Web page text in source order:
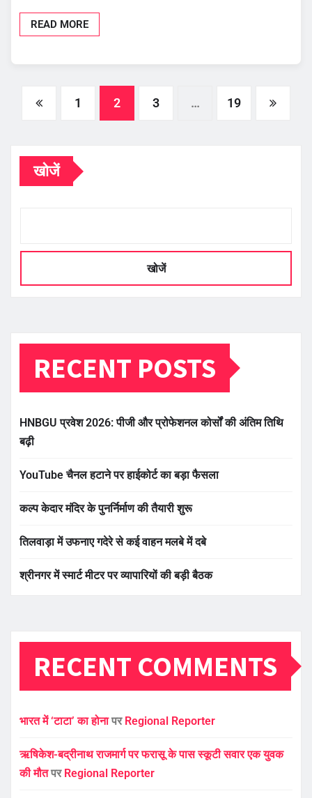
READ MORE
Posts
pagination
1 2 3 … 19
खोजें
खोजें
RECENT POSTS
HNBGU प्रवेश 2026: पीजी और प्रोफेशनल कोर्सों की अंतिम तिथि
बढ़ी
YouTube चैनल हटाने पर हाईकोर्ट का बड़ा फैसला
कल्प केदार मंदिर के पुनर्निर्माण की तैयारी शुरू
तिलवाड़ा में उफनाए गदेरे से कई वाहन मलबे में दबे
श्रीनगर में स्मार्ट मीटर पर व्यापारियों की बड़ी बैठक
RECENT COMMENTS
भारत में ‘टाटा’ का होनापर Regional Reporter
ऋषिकेश-बद्रीनाथ राजमार्ग पर फरासू के पास स्कूटी सवार एक युवक
की मौतपर Regional Reporter